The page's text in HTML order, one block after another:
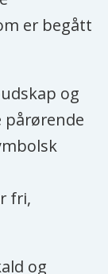
er begått
og
fri,
og